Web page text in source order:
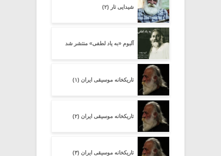
شیدایی تار (۲)
آلبوم «به یاد لطفی» منتشر شد
تاریکخانه موسیقی ایران (۱)
تاریکخانه موسیقی ایران (۲)
تاریکخانه موسیقی ایران (۳)